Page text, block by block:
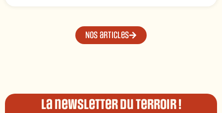
Nos articles
La newsletter du terroir !